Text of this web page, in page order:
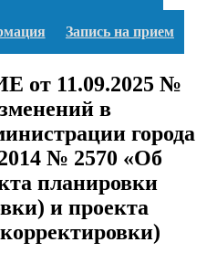
Запись на прием
11.09.2025 №
в
города
№ 2570 «Об
планировки
и проекта